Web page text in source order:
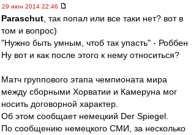
29 июн 2014 22:46
Paraschut , так попал или все таки нет? вот в
том и вопрос)
"Нужно быть умным, чтоб так упасть" - Роббен
Ну вот и как после этого к нему относиться?
Матч группового этапа чемпионата мира
между сборными Хорватии и Камеруна мог
носить договорной характер.
Об этом сообщает немецкий Der Spiegel.
По сообщению немецкого СМИ, за несколько